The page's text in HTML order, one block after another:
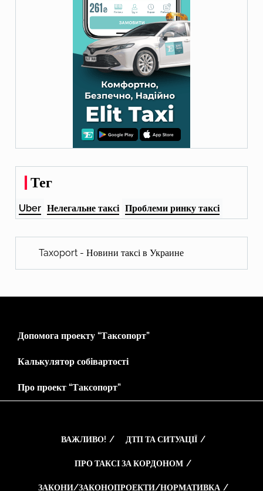
Тег
Uber Нелегальне таксі Проблеми ринку таксі
Taxoport - Новини таксі в Украине
Допомога проекту “Таксопорт”
Калькулятор собівартості
Про проект “Таксопорт”
ВАЖЛИВО! ДТП ТА СИТУАЦІЇ
ПРО ТАКСІ ЗА КОРДОНОМ
ЗАКОНИ/ЗАКОНОПРОЕКТИ/НОРМАТИВКА